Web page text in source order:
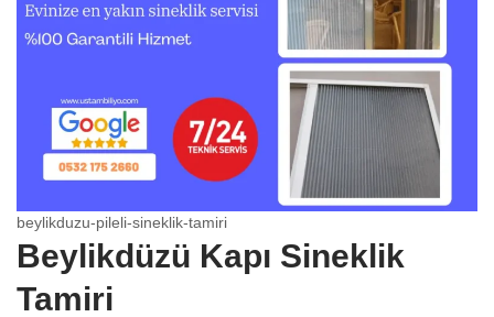
beylikduzu-pileli-sineklik-tamiri
Beylikdüzü Kapı Sineklik
Tamiri